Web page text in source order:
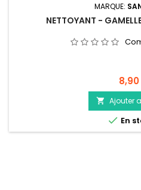
MARQUE:
NETTOYANT -
Prix
 Ajouter
 En